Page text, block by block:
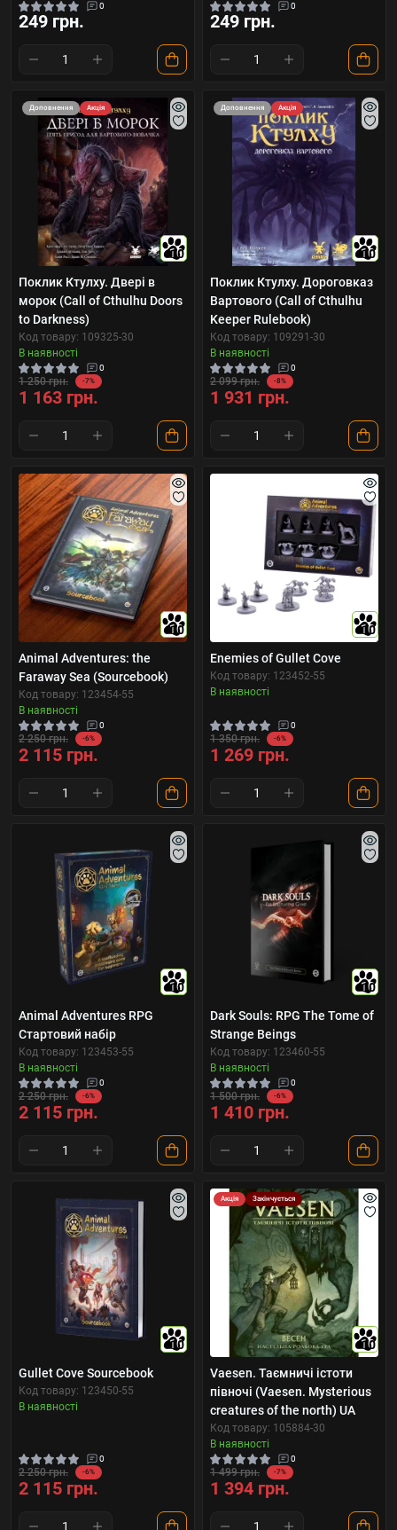
0
249 грн.
0
249 грн.
Доповнення Акція
10
Поклик Ктулху. Двері в
морок (Call of Cthulhu Doors
to Darkness)
Код товару: 109325-30
В наявності
0
1 250 грн. -7%
1 163 грн.
Доповнення Акція
10
Поклик Ктулху. Дороговказ
Вартового (Call of Cthulhu
Keeper Rulebook)
Код товару: 109291-30
В наявності
0
2 099 грн. -8%
1 931 грн.
10
Animal Adventures: the
Faraway Sea (Sourcebook)
Код товару: 123454-55
В наявності
0
2 250 грн. -6%
2 115 грн.
10
Enemies of Gullet Cove
Код товару: 123452-55
В наявності
0
1 350 грн. -6%
1 269 грн.
10
Animal Adventures RPG
Стартовий набір
Код товару: 123453-55
В наявності
0
2 250 грн. -6%
2 115 грн.
10
Dark Souls: RPG The Tome of
Strange Beings
Код товару: 123460-55
В наявності
0
1 500 грн. -6%
1 410 грн.
10
Gullet Cove Sourcebook
Код товару: 123450-55
В наявності
0
2 250 грн. -6%
2 115 грн.
Акція Закінчується
10
Vaesen. Таємничі істоти
півночі (Vaesen. Mysterious
creatures of the north) UA
Код товару: 105884-30
В наявності
0
1 499 грн. -7%
1 394 грн.